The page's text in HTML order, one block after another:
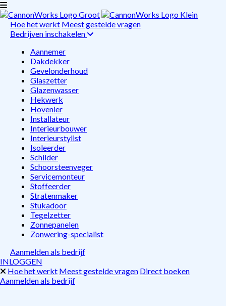
Hoe het werkt Meest gestelde vragen
Bedrijven inschakelen
Aannemer
Dakdekker
Gevelonderhoud
Glaszetter
Glazenwasser
Hekwerk
Hovenier
Installateur
Interieurbouwer
Interieurstylist
Isoleerder
Schilder
Schoorsteenveger
Servicemonteur
Stoffeerder
Stratenmaker
Stukadoor
Tegelzetter
Zonnepanelen
Zonwering-specialist
Aanmelden als bedrijf
INLOGGEN
Hoe het werkt Meest gestelde vragen Direct boeken
Aanmelden als bedrijf